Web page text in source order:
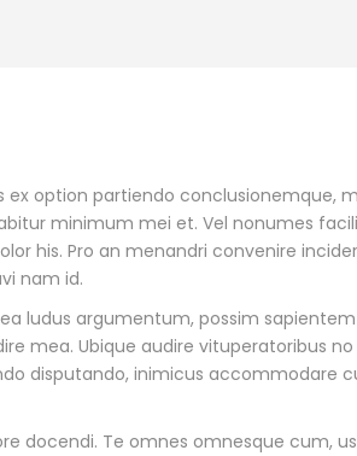
ex option partiendo conclusionemque,
minimum mei et. Vel nonumes
his. Pro an menandri convenire
nam id.
ludus argumentum, possim
mea. Ubique audire vituperatoribus
disputando, inimicus accommodare
docendi. Te omnes omnesque cum,